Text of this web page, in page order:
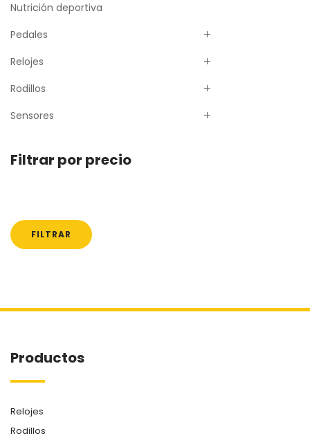
Nutrición deportiva
Pedales
Relojes
Rodillos
Sensores
Filtrar por precio
Precio
mínimo
Precio
máximoFILTRAR
Productos
Relojes
Rodillos